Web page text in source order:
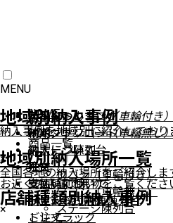
MENU
HOME
商品一覧
ワゴン（車輪付き）
ワゴン（車輪無し）
ステージ陳列台
イベントワゴン（車輪付き）
イベントワゴン（車輪無し
ステージ陳列台
平台
壁面陳列棚
ラウンド・六角陳列台
トレイラック
地域別納入事例
納入事例を地域別に紹介しており
地域別納入場所一覧
全国各地の納入場所をご紹介しま
お近くの店舗で現物をご覧くださ
店舗種類別納入事例
製品について
納期
納入について
注文
支払いについて
×
製品について
納期
納入について
注文
支払いについて
FAXでのお見積り
ご注文
デジタルカタログ
PDFダウンロード
×